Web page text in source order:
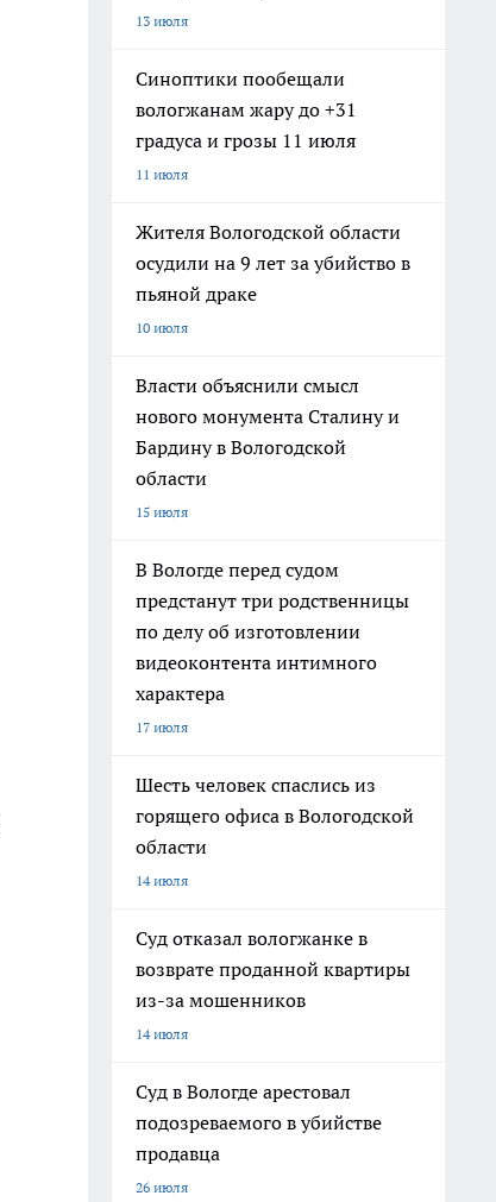
13 июля
Синоптики пообещали
вологжанам жару до +31
градуса и грозы 11 июля
11 июля
Жителя Вологодской области
осудили на 9 лет за убийство в
пьяной драке
10 июля
Власти объяснили смысл
нового монумента Сталину и
Бардину в Вологодской
области
15 июля
В Вологде перед судом
предстанут три родственницы
по делу об изготовлении
видеоконтента интимного
характера
17 июля
Шесть человек спаслись из
горящего офиса в Вологодской
области
14 июля
Суд отказал вологжанке в
возврате проданной квартиры
из-за мошенников
14 июля
Суд в Вологде арестовал
подозреваемого в убийстве
продавца
26 июля